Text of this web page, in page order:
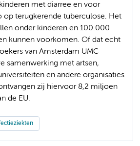
met diarree en voor
op terugkerende tuberculose. Het
onder kinderen en 100.000
kunnen voorkomen. Of dat echt
van Amsterdam UMC
samenwerking met artsen,
en andere organisaties
zij hiervoor 8,2 miljoen
de EU.